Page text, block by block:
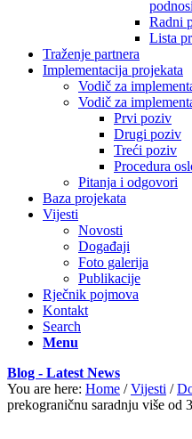
Radni
Lista
Traženje partnera
Implementacija projekata
Vodič za
Vodič za
Prvi poziv
Drugi poziv
Treći poziv
Procedura
Pitanja i odgovori
Baza projekata
Vijesti
Novosti
Događaji
Foto galerija
Publikacije
Rječnik pojmova
Kontakt
Search
Menu
Blog - Latest News
You are here: Home / Vijesti /
prekograničnu saradnju više od